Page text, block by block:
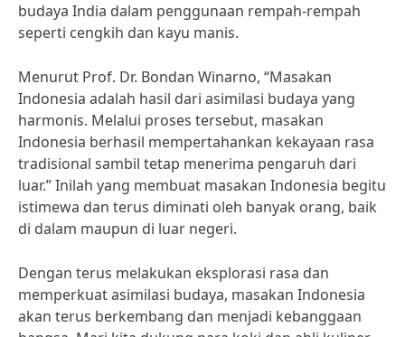
budaya India dalam penggunaan rempah-rempah
seperti cengkih dan kayu manis.
Menurut Prof. Dr. Bondan Winarno, “Masakan
Indonesia adalah hasil dari asimilasi budaya yang
harmonis. Melalui proses tersebut, masakan
Indonesia berhasil mempertahankan kekayaan rasa
tradisional sambil tetap menerima pengaruh dari
luar.” Inilah yang membuat masakan Indonesia begitu
istimewa dan terus diminati oleh banyak orang, baik
di dalam maupun di luar negeri.
Dengan terus melakukan eksplorasi rasa dan
memperkuat asimilasi budaya, masakan Indonesia
akan terus berkembang dan menjadi kebanggaan